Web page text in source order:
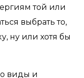
той или
выбрать то,
ну или хотя бы
виды и